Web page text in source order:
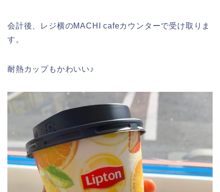
会計後、レジ横のMACHI cafeカウンターで受け取りま
す。
耐熱カップもかわいい♪